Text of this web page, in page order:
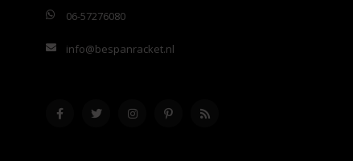
06-57276080
info@bespanracket.nl